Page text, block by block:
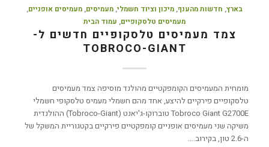
בארץ, חדשות מהענף, מיכון וציוד חשמלי, מעמיסים, מעמיסים אופניים,
מעמיסים טלסקופיים, עמוד הבית
צמד מעמיסים טלסקופיים חדשים ל-
TOBROCO-GIANT
מומחית המעמיסים הקומפקטיים מהולנד מוסיפה צמד מעמיסים
טלסקופיים פירקיים להיצע, אחד מהם חשמלי מעמיס טלסקופי חשמלי
Tobroco Giant G2700E טוברוקו-ג'יאנט (Tobroco-Giant) ההולנדית
משיקה שני מעמיסים אופניים קומפקטיים פירקיים בקטגוריית המשקל של
ה-2.6 טון, בקירוב.…